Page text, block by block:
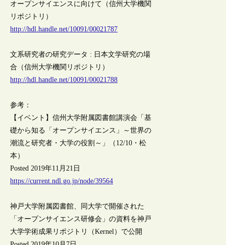
オープンサイエンスに向けて（信州大学機関
リポジトリ）
http://hdl.handle.net/10091/00021787
文系研究者の研究データ : 日本文学研究の場
合（信州大学機関リポジトリ）
http://hdl.handle.net/10091/00021788
参考：
【イベント】信州大学附属図書館講演会「基
礎から知る「オープンサイエンス」～世界の
潮流と研究者・大学の役割～」（12/10・松
本）
Posted 2019年11月21日
https://current.ndl.go.jp/node/39564
神戸大学附属図書館、同大学で開催された
「オープンサイエンス研修会」の資料を神戸
大学学術成果リポジトリ（Kernel）で公開